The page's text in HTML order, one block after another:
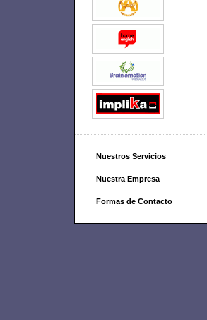
Nuestros Servicios
Nuestra Empresa
Formas de Contacto